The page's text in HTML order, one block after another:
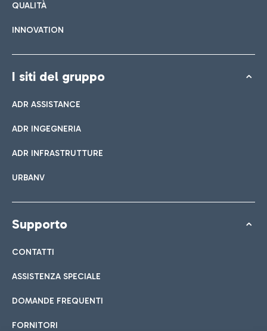
QUALITÀ
INNOVATION
I siti del gruppo
ADR ASSISTANCE
ADR INGEGNERIA
ADR INFRASTRUTTURE
URBANV
Supporto
CONTATTI
ASSISTENZA SPECIALE
DOMANDE FREQUENTI
FORNITORI